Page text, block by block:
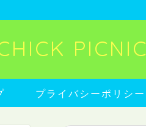
PICNIC
プライバシーポリシー